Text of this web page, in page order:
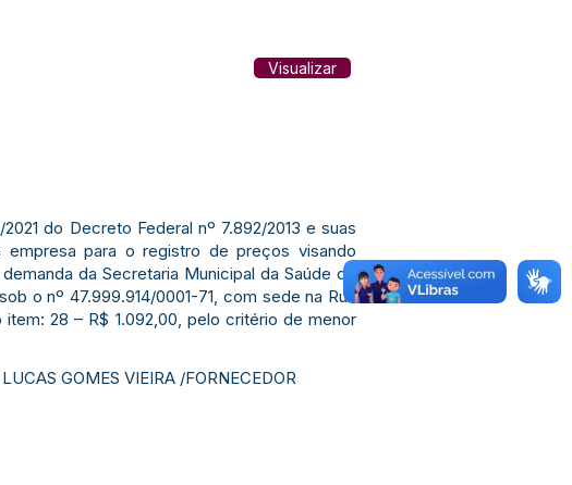
Visualizar
do Decreto Federal nº 7.892/2013 e suas
para o registro de preços visando
da Secretaria Municipal da Saúde de
o nº 47.999.914/0001-71, com sede na Rua
28 – R$ 1.092,00, pelo critério de menor
GOMES VIEIRA /FORNECEDOR